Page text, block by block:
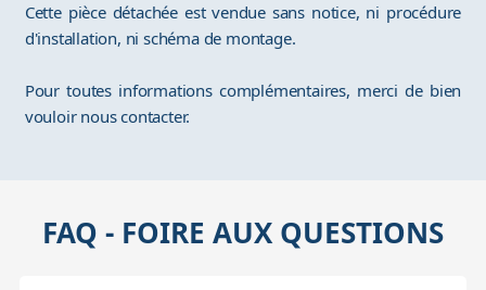
Cette pièce détachée est vendue sans notice, ni procédure
d'installation, ni schéma de montage.
Pour toutes informations complémentaires, merci de bien
vouloir nous contacter.
FAQ - FOIRE AUX QUESTIONS